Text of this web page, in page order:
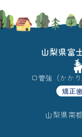
山梨県富
口管強（かか
矯正
山梨県南